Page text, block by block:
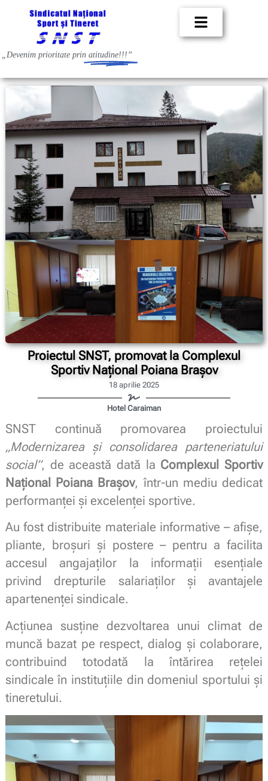
„Devenim prioritate prin atitudine!!!”
Proiectul SNST, promovat la Complexul
Sportiv Național Poiana Brașov
18 aprilie 2025
Hotel Caraiman
SNST continuă promovarea proiectului
„Modernizarea și consolidarea parteneriatului
social”, de această dată la Complexul Sportiv
Național Poiana Brașov, într-un mediu dedicat
performanței și excelenței sportive.
Au fost distribuite materiale informative – afișe,
pliante, broșuri și postere – pentru a facilita
accesul angajaților la informații esențiale
privind drepturile salariaților și avantajele
apartenenței sindicale.
Acțiunea susține dezvoltarea unui climat de
muncă bazat pe respect, dialog și colaborare,
contribuind totodată la întărirea rețelei
sindicale în instituțiile din domeniul sportului și
tineretului.